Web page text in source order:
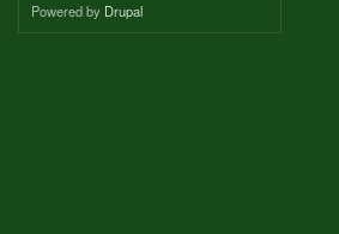
Powered by Drupal